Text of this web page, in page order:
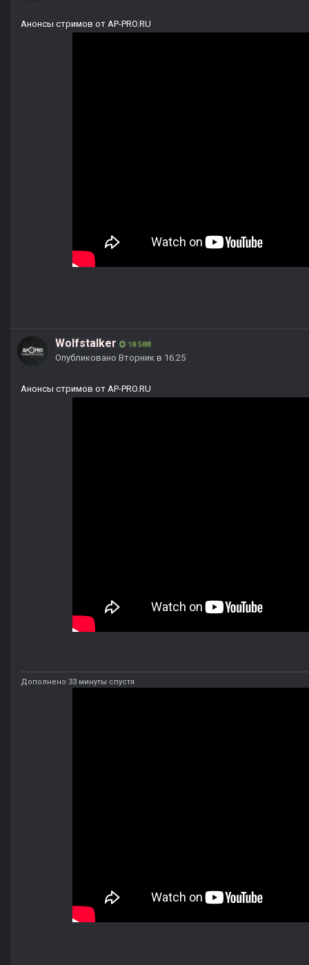
Анонсы стримов от AP-PRO.RU
Wolfstalker 18 588
Опубликовано Вторник в 16:25
Анонсы стримов от AP-PRO.RU
Дополнено 33 минуты спустя